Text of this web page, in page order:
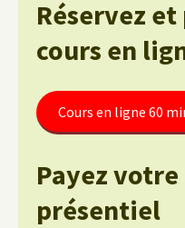
Réservez
cours en
Cours en ligne 60
Payez votre
présentiel